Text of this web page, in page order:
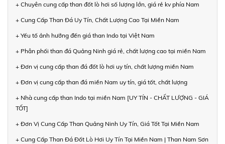
+ Chuyên cung cấp than đốt lò hơi số lượng lớn, giá rẻ kv phía Nam
+ Cung Cấp Than Đá Uy Tín, Chất Lượng Cao Tại Miền Nam
+ Yếu tố ảnh hưởng đến giá than Indo tại Việt Nam
+ Phân phối than đá Quảng Ninh giá rẻ, chất lượng cao tại miền Nam
+ Đơn vị cung cấp than đá đốt lò hơi uy tín, chất lượng miền Nam
+ Đơn vị cung cấp than đá miền Nam uy tín, giá tốt, chất lượng
+ Nhà cung cấp than Indo tại miền Nam [UY TÍN - CHẤT LƯỢNG - GIÁ
TỐT]
+ Đơn Vị Cung Cấp Than Quảng Ninh Uy Tín, Giá Tốt Tại Miền Nam
+ Cung Cấp Than Đá Đốt Lò Hơi Uy Tín Tại Miền Nam | Than Nam Sơn